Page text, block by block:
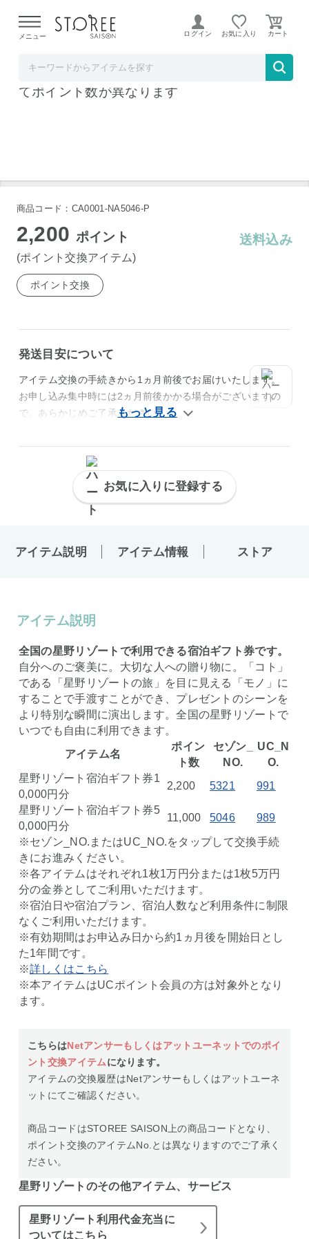
よる配送遅延が発生しております。
メニュー ログイン お気に入り
星野リゾート宿泊ギフト券※アイテムによっ
てポイント数が異なります
商品コード：CA0001-NA5046-P
2,200 ポイント
(ポイント交換アイテム)
送料込み
ポイント交換
発送目安について
アイテム交換の手続きから1ヵ月前後でお届けいたします。
お申し込み集中時には2ヵ月前後かかる場合がございますの
で、あらかじめご了承ください。
お気に入りに登録する
アイテム説明 アイテム情報 ストア
アイテム説明
全国の星野リゾートで利用できる宿泊ギフト券です。
自分へのご褒美に。大切な人への贈り物に。「コト」
である「星野リゾートの旅」を目に見える「モノ」に
することで手渡すことができ、プレゼントのシーンを
より特別な瞬間に演出します。全国の星野リゾートで
いつでも自由に利用できます。
アイテム名
ポイン
ト数
セゾン_
NO.
UC_N
O.
星野リゾート宿泊ギフト券1
0,000円分
2,200 5321 991
星野リゾート宿泊ギフト券5
0,000円分
11,000 5046 989
※セゾン_NO.またはUC_NO.をタップして交換手続
きにお進みください。
※各アイテムはそれぞれ1枚1万円分または1枚5万円
分の金券としてご利用いただけます。
※宿泊日や宿泊プラン、宿泊人数など利用条件に制限
なくご利用いただけます。
※有効期間はお申込み日から約1ヵ月後を開始日とし
た1年間です。
※詳しくはこちら
※本アイテムはUCポイント会員の方は対象外となり
ます。
こちらはNetアンサーもしくはアットユーネットでのポイ
ント交換アイテムになります。
アイテムの交換履歴はNetアンサーもしくはアットユーネ
ットにてご確認ください。
商品コードはSTOREE SAISON上の商品コードとなり、
ポイント交換のアイテムNo.とは異なりますのでご了承く
ださい。
星野リゾートのその他アイテム、サービス
星野リゾート利用代金充当に
ついてはこちら